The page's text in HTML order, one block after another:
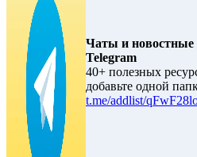
Чаты и новостные
Telegram
40+ полезных
добавьте одной
t.me/addlist/